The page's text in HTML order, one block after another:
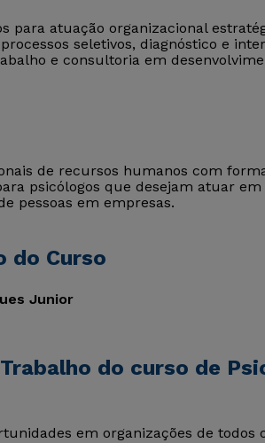
para atuação organizacional
seletivos, diagnóstico e
e consultoria em
de recursos humanos com
psicólogos que desejam atuar
pessoas em empresas.
do Curso
Junior
do curso de
em organizações de todos